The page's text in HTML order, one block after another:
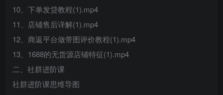
10、下单发贷教程(1).mp4
11、店铺售后详解(1).mp4
12、商返平台做带图评价教程(1).mp4
13、1688的无货源店铺特征(1).mp4
二、社群进阶课
社群进阶课思维导图